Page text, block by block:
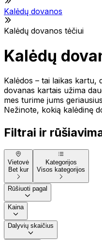
Kalėdų dovanos
Kalėdų dovanos tėčiui
Kalėdų
Kalėdos – tai laikas kartu,
dovanas kartais užima
mes turime jums
Nežinote, kokią kalėdinę
Filtrai ir
Vietovė
Bet kur
Kategorijos
Visos kategorijos
Rūšiuoti pagal
Kaina
Dalyvių skaičius